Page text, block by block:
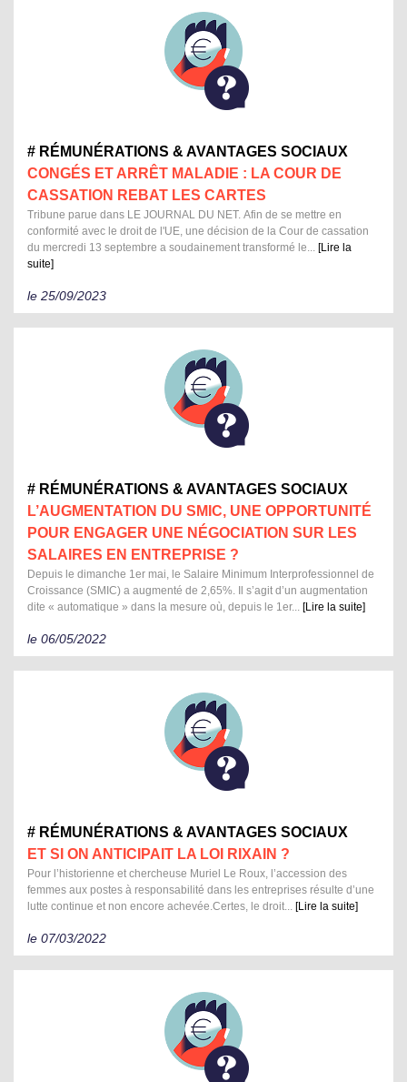
# RÉMUNÉRATIONS & AVANTAGES SOCIAUX
CONGÉS ET ARRÊT MALADIE : LA COUR DE
CASSATION REBAT LES CARTES
Tribune parue dans LE JOURNAL DU NET. Afin de se mettre en
conformité avec le droit de l'UE, une décision de la Cour de cassation
du mercredi 13 septembre a soudainement transformé le... [Lire la
suite]
le 25/09/2023
# RÉMUNÉRATIONS & AVANTAGES SOCIAUX
L’AUGMENTATION DU SMIC, UNE OPPORTUNITÉ
POUR ENGAGER UNE NÉGOCIATION SUR LES
SALAIRES EN ENTREPRISE ?
Depuis le dimanche 1er mai, le Salaire Minimum Interprofessionnel de
Croissance (SMIC) a augmenté de 2,65%. Il s’agit d’un augmentation
dite « automatique » dans la mesure où, depuis le 1er... [Lire la suite]
le 06/05/2022
# RÉMUNÉRATIONS & AVANTAGES SOCIAUX
ET SI ON ANTICIPAIT LA LOI RIXAIN ?
Pour l’historienne et chercheuse Muriel Le Roux, l’accession des
femmes aux postes à responsabilité dans les entreprises résulte d’une
lutte continue et non encore achevée.Certes, le droit... [Lire la suite]
le 07/03/2022